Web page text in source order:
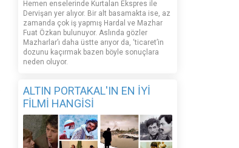
Hemen enselerinde Kurtalan Ekspres ile
Dervişan yer alıyor. Bir alt basamakta ise, az
zamanda çok iş yapmış Hardal ve Mazhar
Fuat Özkan bulunuyor. Aslında gözler
Mazharlar’ı daha üstte arıyor da, ‘ticaret’in
dozunu kaçırmak bazen böyle sonuçlara
neden oluyor.
ALTIN PORTAKAL'IN EN İYİ
FİLMİ HANGİSİ